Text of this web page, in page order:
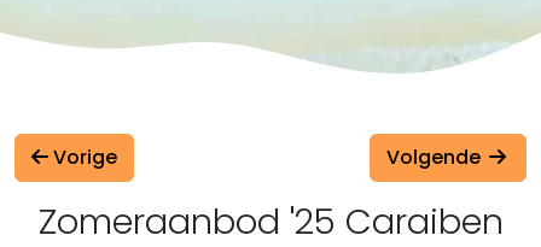
Vorige
Zomeraanbod '25 Caraiben
Volgende